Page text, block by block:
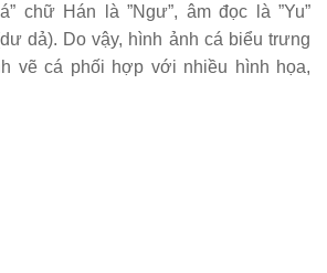
dả). Do vậy, hình ảnh cá biểu trưng
vẽ cá phối hợp với nhiều hình họa,